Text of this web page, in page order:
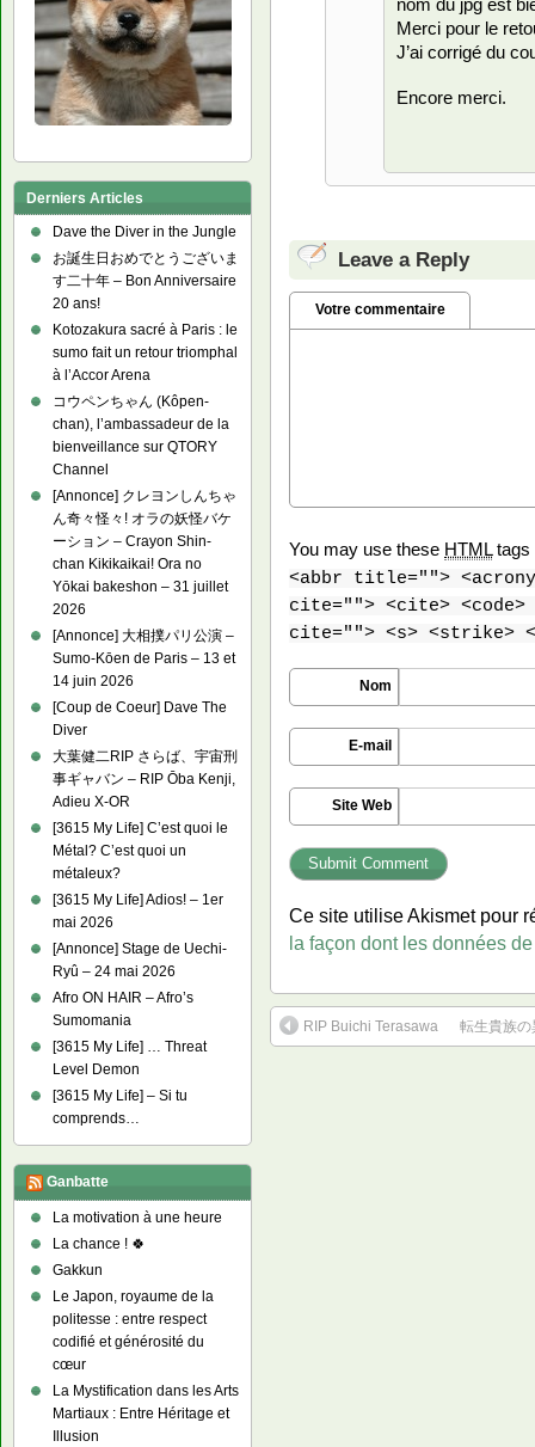
nom du jpg est
Merci pour le
J’ai corrigé du
Encore merci.
Leave a Reply
Votre commentaire
You may use these HTMLtags
<abbr title="">
cite=""> <cite> <code>
cite=""> <s> <strike>
Nom
E-mail
Site Web
Ce site utilise Akismet pour
la façon dont les données
RIP Buichi Terasawa 転生貴族
Derniers Articles
Dave the Diver in the Jungle
お誕生日おめでとうございま
す二十年 – Bon Anniversaire
20 ans!
Kotozakura sacré à Paris : le
sumo fait un retour triomphal
à l’Accor Arena
コウペンちゃん (Kôpen-
chan), l’ambassadeur de la
bienveillance sur QTORY
Channel
[Annonce] クレヨンしんちゃ
ん奇々怪々! オラの妖怪バケ
ーション – Crayon Shin-
chan Kikikaikai! Ora no
Yōkai bakeshon – 31 juillet
2026
[Annonce] 大相撲パリ公演 –
Sumo-Kōen de Paris – 13 et
14 juin 2026
[Coup de Coeur] Dave The
Diver
大葉健二RIP さらば、宇宙刑
事ギャバン – RIP Ōba Kenji,
Adieu X-OR
[3615 My Life] C’est quoi le
Métal? C’est quoi un
métaleux?
[3615 My Life] Adios! – 1er
mai 2026
[Annonce] Stage de Uechi-
Ryû – 24 mai 2026
Afro ON HAIR – Afro’s
Sumomania
[3615 My Life] … Threat
Level Demon
[3615 My Life] – Si tu
comprends…
Ganbatte
La motivation à une heure
La chance ! 🍀
Gakkun
Le Japon, royaume de la
politesse : entre respect
codifié et générosité du
cœur
La Mystification dans les Arts
Martiaux : Entre Héritage et
Illusion